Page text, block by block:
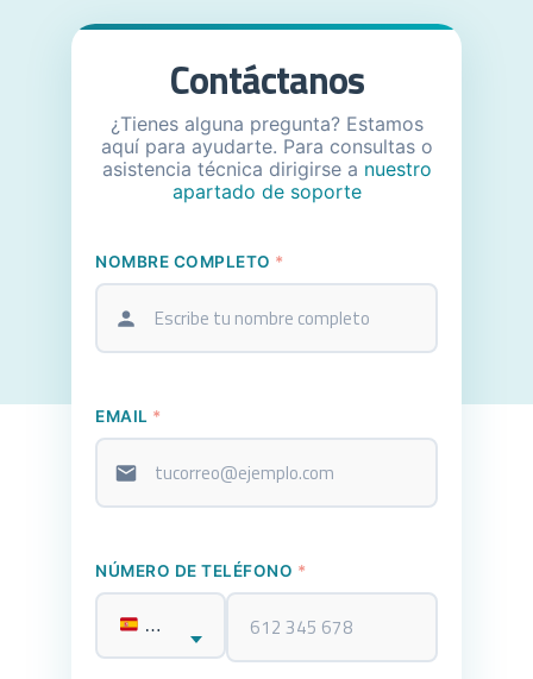
Contáctanos
¿Tienes alguna pregunta? Estamos
aquí para ayudarte. Para consultas o
asistencia técnica dirigirse a nuestro
apartado de soporte
NOMBRE COMPLETO *
EMAIL *
NÚMERO DE TELÉFONO *